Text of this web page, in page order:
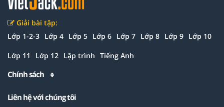
Giải bài tập:
Lớp 1-2-3 Lớp 4 Lớp 5 Lớp 6 Lớp 7 Lớp 8 Lớp 9 Lớp 10
Lớp 11 Lớp 12 Lập trình Tiếng Anh
Chính sách
Liên hệ với chúng tôi